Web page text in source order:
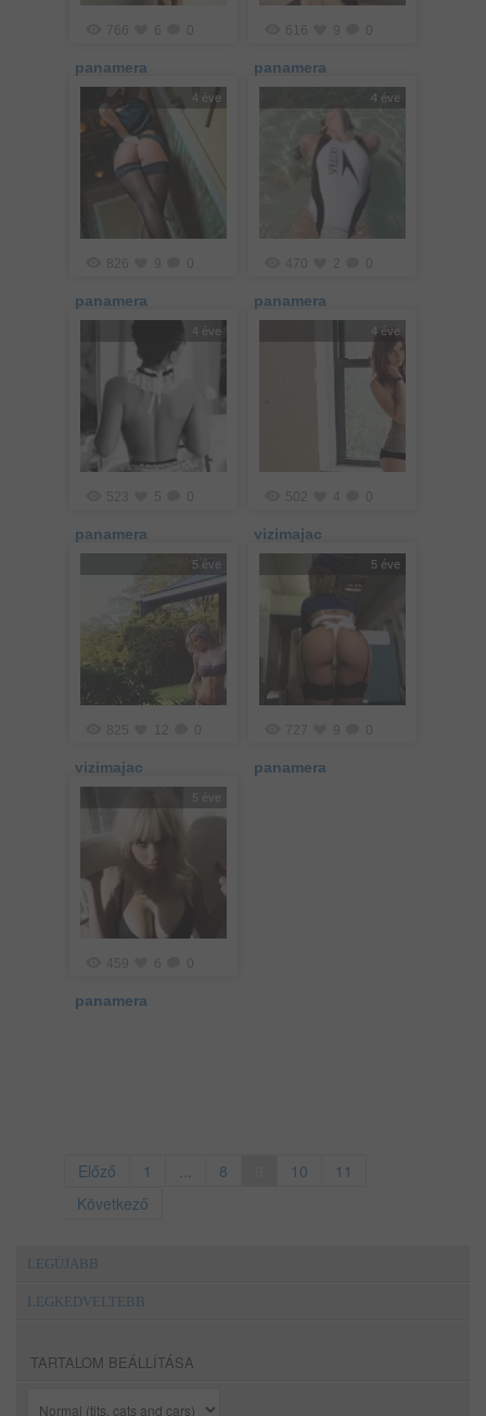
766 6
panamera
616 9
panamera
4 éve
826 9
panamera
4 éve
470 2
panamera
4 éve
523 5
panamera
4 éve
502
vizimajac
5 éve
825 12
vizimajac
5 éve
727 9
panamera
5 éve
459 6
panamera
Előző 1 ... 8 10
11
Következő
LEGÚJABB
LEGKEDVELTEBB
TARTALOM BEÁLLÍTÁSA